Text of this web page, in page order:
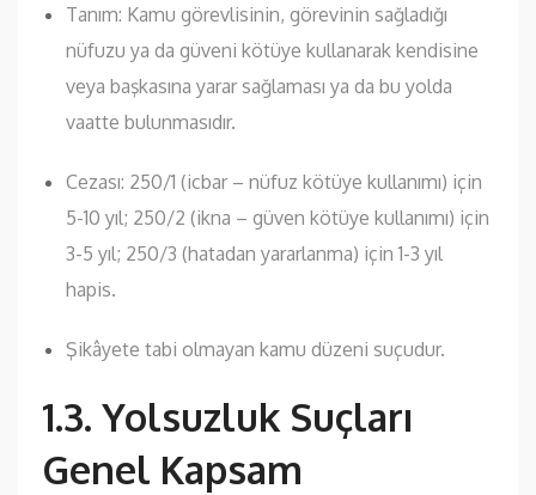
Tanım: Kamu görevlisinin, görevinin sağladığı
nüfuzu ya da güveni kötüye kullanarak kendisine
veya başkasına yarar sağlaması ya da bu yolda
vaatte bulunmasıdır.
Cezası: 250/1 (icbar – nüfuz kötüye kullanımı) için
5-10 yıl; 250/2 (ikna – güven kötüye kullanımı) için
3-5 yıl; 250/3 (hatadan yararlanma) için 1-3 yıl
hapis.
Şikâyete tabi olmayan kamu düzeni suçudur.
1.3. Yolsuzluk Suçları
Genel Kapsam